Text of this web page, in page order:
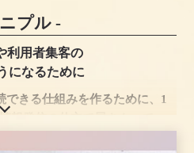
プル -
利用者集客の
になるために
できる仕組みを作るために、1